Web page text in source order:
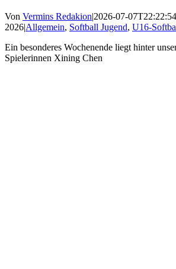
Von Vermins Redakion|2026-07-
2026|Allgemein, Softball Jugend, U16-
Ein besonderes Wochenende liegt hinter
Spielerinnen Xining Chen